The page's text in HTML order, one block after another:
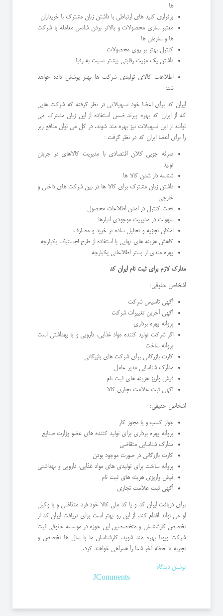
ها
برقراری کلید های ارتباطی با داشتن زبان مشترک با خریداران
معتبر سازی محصولات و بالاتر بردن شانس معامله با شرکت
ها و سازمان ها
کنترل بهتر بر روی محصولات
داشتن یک مزیت رقابتی بیشتر نسبت به رقبا
اطلاعات کالای تولیدی شرکت ها بهتر پوشش داده خواهد
شد:
ایران کد برای اعضا خود تسهیلاتی در نظر گرفته که شرکت هایی
که از ایران کد بهره ببرند ضمن استفاده از این زبان مشترک می
توانند از این تسهیلات نیز بهره مند شوند. در کل می توان منافع زیر
را برای اعضا ایران کد در نظر گرفت :
صرفه جویی کلان اقتصادی با مدیریت کالاهای در جریان
تولید
شناسه دار شدن کالا ها
داشتن زبان مشترک برای کالا ها در بین شرکت های داخلی و
خارجی
تحت کنترل در امدن اطلاعات محصول
سهولت در مدیریت موجودی انبارها
امکان تجزیه و تحلیل ساده تر خرید و مصارف
کاهش هزینه های نهایی با استفاده از طرح لجستیک یکپارچه
بهره مندی از بستر اطلاعاتی یکپارچه
مدارک لازم برای ثبت نام ایران کد
اشخاص حقوقی:
آگهی تاسیس شرکت
آگهی آخرین تغییرات شرکت
پروانه بهره برداری
اگر شرکت تولید کننده مواد غذایی، دارویی و یا بهداشتی است
پروانه ساخت
کارت بازرگانی برای شرکت های بازرگانی
مدارک شناسایی مدیر عامل
فیش واریز هزینه های ثبت نام
آگهی ثبت علامت تجاری کالا
اشخاص حقیقی:
جواز کسب و یا مجوز کار
پروانه بهره برداری برای تولید کننده های عضو وزارت صنایع
مدارک شناسایی متقاضی
کارت بازرگانی در صورت موجود بودن
پروانه ساخت برای تولیدی های مواد غذایی، دارویی و بهداشتی
فیش واریزی هزینه های ثبت نام
آگهی ثبت علامت تجاری
برای دریافت ایران کد و یا کد ملی کالا خود فرد متقاضی و یا وکیل
او می تواند اقدام کند. از این رو بهتر است برای دریافت ایران کد از
تخصص کارشناسان و متخصصین این حوزه در موسسه حقوقی ثبت
شرکت ویونا بهره مند شوید. کارشناسان ما با سال ها تخصص و
تجربه تا لحظه آخر شما را همراهی خواهند کرد.
نوشتن دیدگاه
JComments